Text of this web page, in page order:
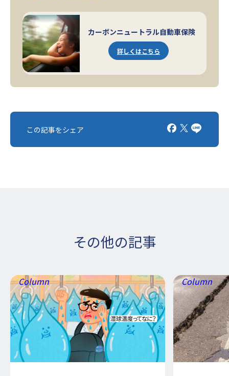
カーボンニュートラル自動車保険
詳しくはこちら
この記事をシェア
その他の記事
Column Column